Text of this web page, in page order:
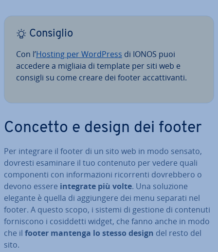
Consiglio
Con l’Hosting per WordPress di IONOS puoi
accedere a migliaia di template per siti web e
consigli su come creare dei footer ac­cat­ti­van­ti.
Concetto e design dei footer
Per integrare il footer di un sito web in modo sensato,
dovresti esaminare il tuo contenuto per vedere quali
com­po­nen­ti con in­for­ma­zio­ni ri­cor­ren­ti do­vreb­be­ro o
devono essere integrate più volte. Una soluzione
elegante è quella di ag­giun­ge­re dei menu separati nel
footer. A questo scopo, i sistemi di gestione di contenuti
for­ni­sco­no i co­sid­det­ti widget, che fanno anche in modo
che il footer mantenga lo stesso design del resto del
sito.